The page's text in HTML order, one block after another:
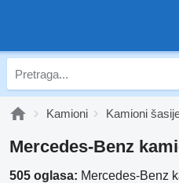
Kamioni Kamioni
Mercedes-Benz
505 oglasa: Mercedes-Benz